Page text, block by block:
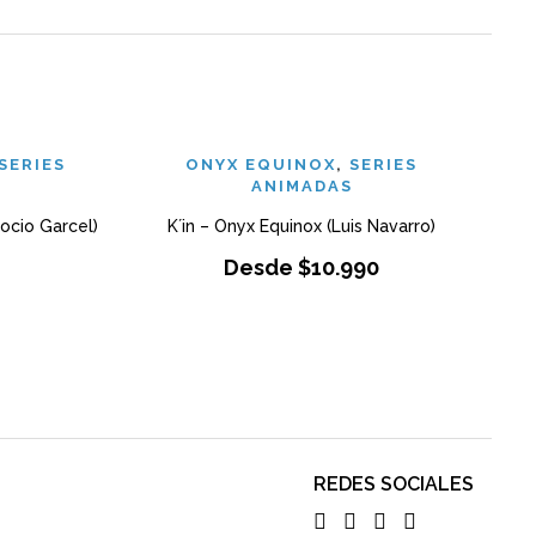
Garcel)
ONYX EQUINOX,SERIES
ANIMADAS
K´in – Onyx Equinox (Luis Navarro)
Desde$10.990
REDES SOCIALES